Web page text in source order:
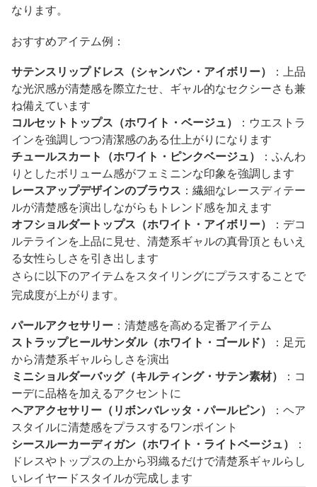
なります。
おすすめアイテム例：
サテンスリップドレス（シャンパン・アイボリー）
：上品
な光沢感が清楚感を際立たせ、ギャル的なセクシーさも兼
ね備えています
コルセットトップス（ホワイト・ベージュ）
：ウエストラ
インを強調しつつ清潔感のある仕上がりになります
チュールスカート（ホワイト・ピンクベージュ）
：ふんわ
りとしたボリューム感がフェミニンな印象を強調します
レースアップデザインのブラウス ：繊細なレースディテー
ルが清楚感を演出しながらもトレンド感を加えます
オフショルダートップス（ホワイト・アイボリー）
：デコ
ルテラインを上品に見せ、清楚系ギャルの真骨頂ともいえ
る女性らしさを引き出します
さらに以下のアイテムをスタイリングにプラスすることで
完成度が上がります。
パールアクセサリー ：清楚感を高める定番アイテム
ストラップヒールサンダル（ホワイト・ゴールド）
：足元
から清楚系ギャルらしさを演出
ミニショルダーバッグ（キルティング・サテン素材）
：コ
ーデに品格を加えるアクセントに
ヘアアクセサリー（リボンバレッタ・パールピン）
：ヘア
スタイルに清楚感をプラスするワンポイント
シースルーカーディガン（ホワイト・ライトベージュ）
：
ドレスやトップスの上から羽織るだけで清楚系ギャルらし
いレイヤードスタイルが完成します